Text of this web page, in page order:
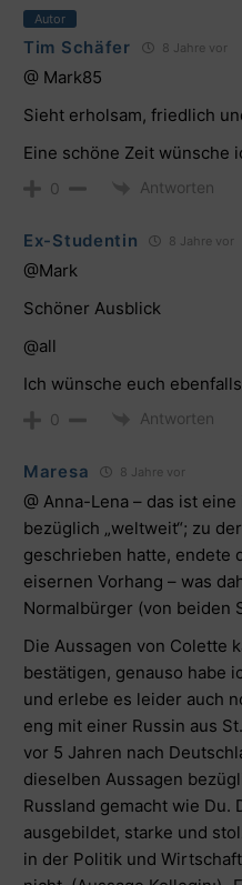
Autor
Tim Schäfer 8 Jahre vor
@ Mark85
Sieht erholsam, friedlich
Eine schöne Zeit wünsche
0 Antworten
Ex-Studentin 8 Jahre vor
@Mark
Schöner Ausblick
@all
Ich wünsche euch
0 Antworten
Maresa 8 Jahre vor
@ Anna-Lena – das ist
bezüglich „weltweit“; zu
geschrieben hatte, endete
eisernen Vorhang – was
Normalbürger (von beiden
Die Aussagen von Colette
bestätigen, genauso habe
und erlebe es leider auch
eng mit einer Russin aus
vor 5 Jahren nach
dieselben Aussagen
Russland gemacht wie Du.
ausgebildet, starke und
in der Politik und